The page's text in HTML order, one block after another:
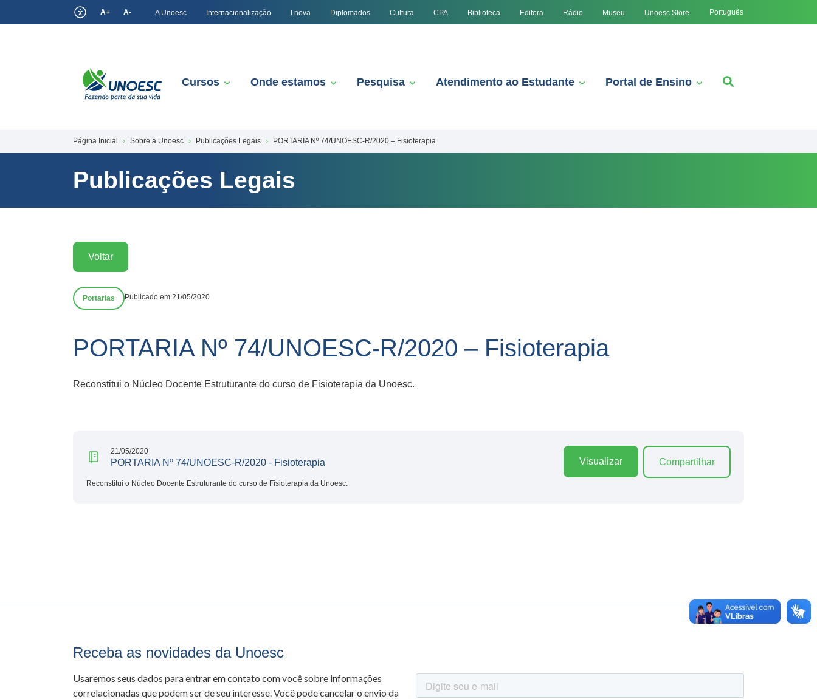
A+ A- A Unoesc Internacionalização I.nova Diplomados Cultura CPA Biblioteca Editora Rádio Museu Unoesc Store Português
Cursos Onde estamos Pesquisa Atendimento ao Estudante Portal de Ensino
Página Inicial Sobre a Unoesc Publicações Legais PORTARIA Nº 74/UNOESC-R/2020 – Fisioterapia
Publicações Legais
Voltar
Portarias Publicado em 21/05/2020
PORTARIA Nº 74/UNOESC-R/2020 – Fisioterapia
Reconstitui o Núcleo Docente Estruturante do curso de Fisioterapia da Unoesc.
21/05/2020
PORTARIA Nº 74/UNOESC-R/2020 - Fisioterapia
Reconstitui o Núcleo Docente Estruturante do curso de Fisioterapia da Unoesc.
Visualizar Compartilhar
Receba as novidades da Unoesc
Usaremos seus dados para entrar em contato com você sobre informações
correlacionadas que podem ser de seu interesse. Você pode cancelar o envio da